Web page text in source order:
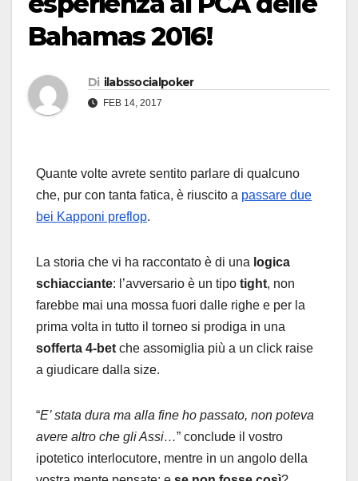
Bahamas 2016!
Di ilabssocialpoker
FEB 14, 2017
Quante volte avrete sentito parlare di qualcuno
che, pur con tanta fatica, è riuscito a passare due
bei Kapponi preflop.
La storia che vi ha raccontato è di una logica
schiacciante: l’avversario è un tipo tight, non
farebbe mai una mossa fuori dalle righe e per la
prima volta in tutto il torneo si prodiga in una
sofferta 4-bet che assomiglia più a un click raise
a giudicare dalla size.
“E’ stata dura ma alla fine ho passato, non poteva
avere altro che gli Assi…” conclude il vostro
ipotetico interlocutore, mentre in un angolo della